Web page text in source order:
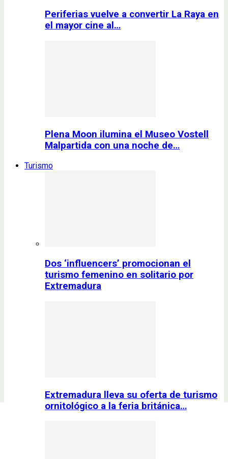
Periferias vuelve a convertir La Raya en
el mayor cine al…
Plena Moon ilumina el Museo Vostell
Malpartida con una noche de…
Turismo
Dos ‘influencers’ promocionan el
turismo femenino en solitario por
Extremadura
Extremadura lleva su oferta de turismo
ornitológico a la feria británica…